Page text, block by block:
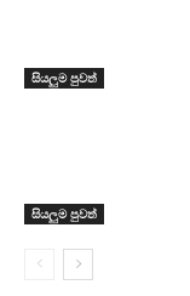
සියලුම පුවත්
සියලුම පුවත්